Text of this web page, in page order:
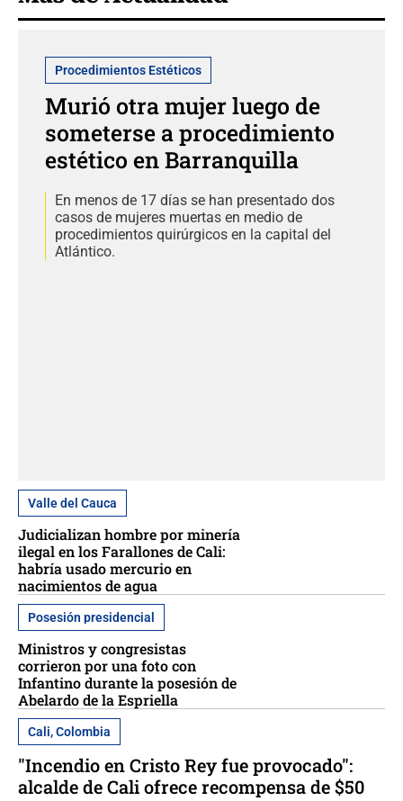
Procedimientos Estéticos
Murió otra mujer luego de
someterse a procedimiento
estético en Barranquilla
En menos de 17 días se han presentado dos
casos de mujeres muertas en medio de
procedimientos quirúrgicos en la capital del
Atlántico.
Valle del Cauca
Judicializan hombre por minería
ilegal en los Farallones de Cali:
habría usado mercurio en
nacimientos de agua
Posesión presidencial
Ministros y congresistas
corrieron por una foto con
Infantino durante la posesión de
Abelardo de la Espriella
Cali, Colombia
"Incendio en Cristo Rey fue provocado":
alcalde de Cali ofrece recompensa de $50